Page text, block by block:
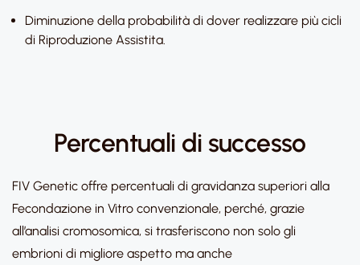
Diminuzione della probabilità di dover realizzare più cicli
di Riproduzione Assistita.
Percentuali di successo
FIV Genetic offre percentuali di gravidanza superiori alla
Fecondazione in Vitro convenzionale, perché, grazie
all’analisi cromosomica, si trasferiscono non solo gli
embrioni di migliore aspetto ma anche